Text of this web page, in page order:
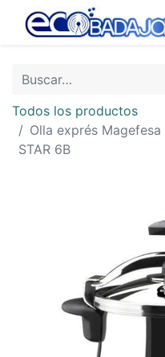
Todos los productos
Olla exprés
STAR 6B